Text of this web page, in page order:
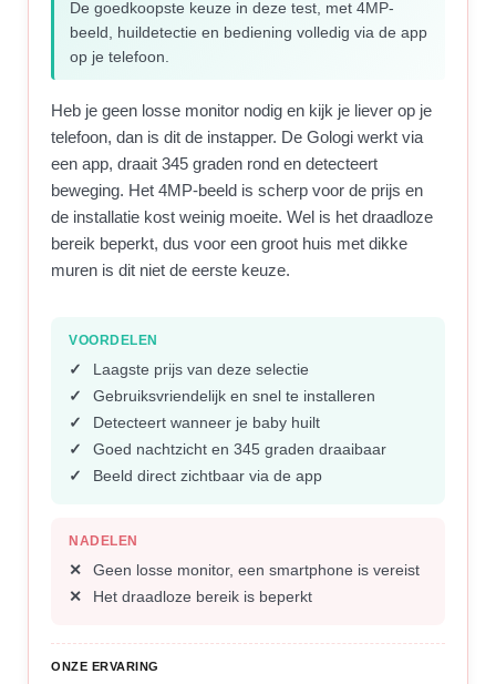
De goedkoopste keuze in deze test, met 4MP-
beeld, huildetectie en bediening volledig via de app
op je telefoon.
Heb je geen losse monitor nodig en kijk je liever op je
telefoon, dan is dit de instapper. De Gologi werkt via
een app, draait 345 graden rond en detecteert
beweging. Het 4MP-beeld is scherp voor de prijs en
de installatie kost weinig moeite. Wel is het draadloze
bereik beperkt, dus voor een groot huis met dikke
muren is dit niet de eerste keuze.
VOORDELEN
Laagste prijs van deze selectie
Gebruiksvriendelijk en snel te installeren
Detecteert wanneer je baby huilt
Goed nachtzicht en 345 graden draaibaar
Beeld direct zichtbaar via de app
NADELEN
Geen losse monitor, een smartphone is vereist
Het draadloze bereik is beperkt
ONZE ERVARING